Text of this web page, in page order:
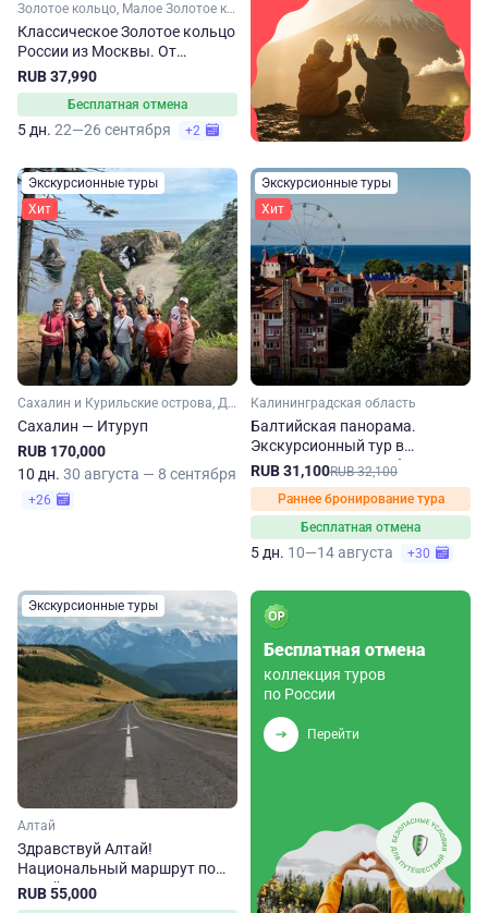
Золотое кольцо, Малое Золотое кольцо, Ярославская область, Ивановская область, Костромская область, Владимирская область, Московская область
Классическое Золотое кольцо
России из Москвы. От
Сергиева Посада до
Владимира
RUB 37,990
Бесплатная отмена
5 дн. 22—26 сентября +2
Экскурсионные туры
Хит
Сахалин и Курильские острова, Дальний Восток
Сахалин — Итуруп
RUB 170,000
10 дн. 30 августа — 8 сентября
+26
Экскурсионные туры
Хит
Калининградская область
Балтийская панорама.
Экскурсионный тур в
Калининградскую область
RUB 31,100RUB 32,100
Раннее бронирование тура
Бесплатная отмена
5 дн. 10—14 августа +30
Экскурсионные туры
Алтай
Здравствуй Алтай!
Национальный маршрут по
Алтайскому краю
RUB 55,000
Бесплатная отмена
коллекция туров
по России
Перейти